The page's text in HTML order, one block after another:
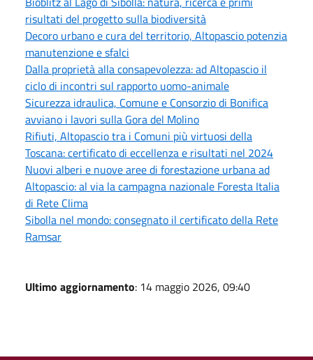
risultati del progetto sulla biodiversità
Decoro urbano e cura del territorio, Altopascio potenzia
manutenzione e sfalci
Dalla proprietà alla consapevolezza: ad Altopascio il
ciclo di incontri sul rapporto uomo-animale
Sicurezza idraulica, Comune e Consorzio di Bonifica
avviano i lavori sulla Gora del Molino
Rifiuti, Altopascio tra i Comuni più virtuosi della
Toscana: certificato di eccellenza e risultati nel 2024
Nuovi alberi e nuove aree di forestazione urbana ad
Altopascio: al via la campagna nazionale Foresta Italia
di Rete Clima
Sibolla nel mondo: consegnato il certificato della Rete
Ramsar
Ultimo aggiornamento: 14 maggio 2026, 09:40